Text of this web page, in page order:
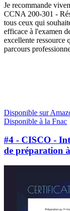
Je recommande
CCNA 200-301 -
tous ceux qui
efficace à l'examen
excellente ressource
parcours
Disponible sur
Disponible à la Fnac
#4 - CISCO -
de préparation